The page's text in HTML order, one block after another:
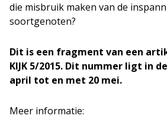
die misbruik maken van de
soortgenoten?
Dit is een fragment van een
KIJK 5/2015. Dit nummer ligt in
april tot en met 20 mei.
Meer informatie: